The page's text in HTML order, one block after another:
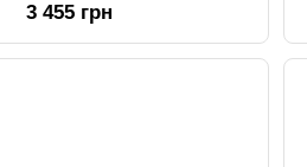
3 455 грн